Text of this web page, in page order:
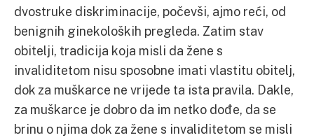
dvostruke diskriminacije, počevši, ajmo reći, od
benignih ginekoloških pregleda. Zatim stav
obitelji, tradicija koja misli da žene s
invaliditetom nisu sposobne imati vlastitu obitelj,
dok za muškarce ne vrijede ta ista pravila. Dakle,
za muškarce je dobro da im netko dođe, da se
brinu o njima dok za žene s invaliditetom se misli